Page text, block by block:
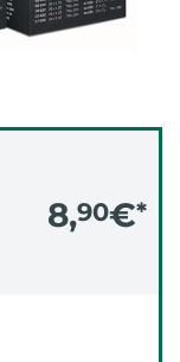
8,90€*